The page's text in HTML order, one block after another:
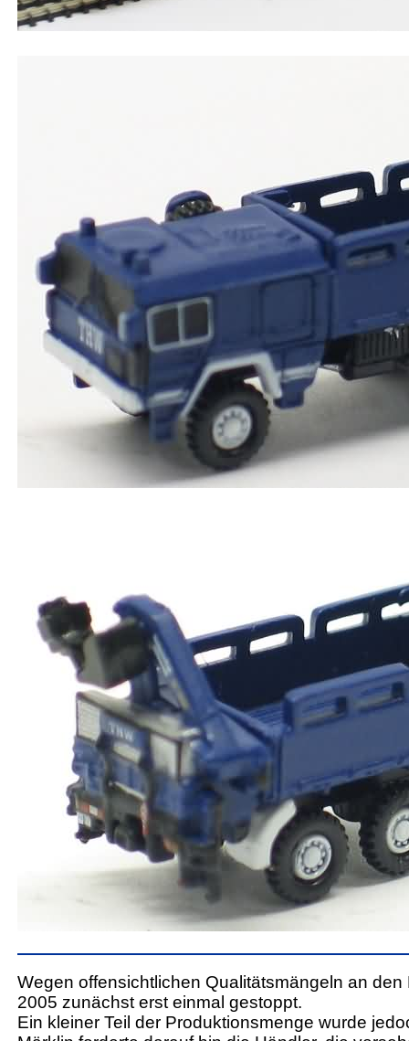
Wegen offensichtlichen Qualitätsmängeln an
2005 zunächst erst einmal gestoppt.
Ein kleiner Teil der Produktionsmenge wurde